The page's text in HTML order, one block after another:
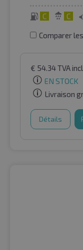
C C
Comparer
€ 54.34TVA
EN STOCK
Livraison
Détails